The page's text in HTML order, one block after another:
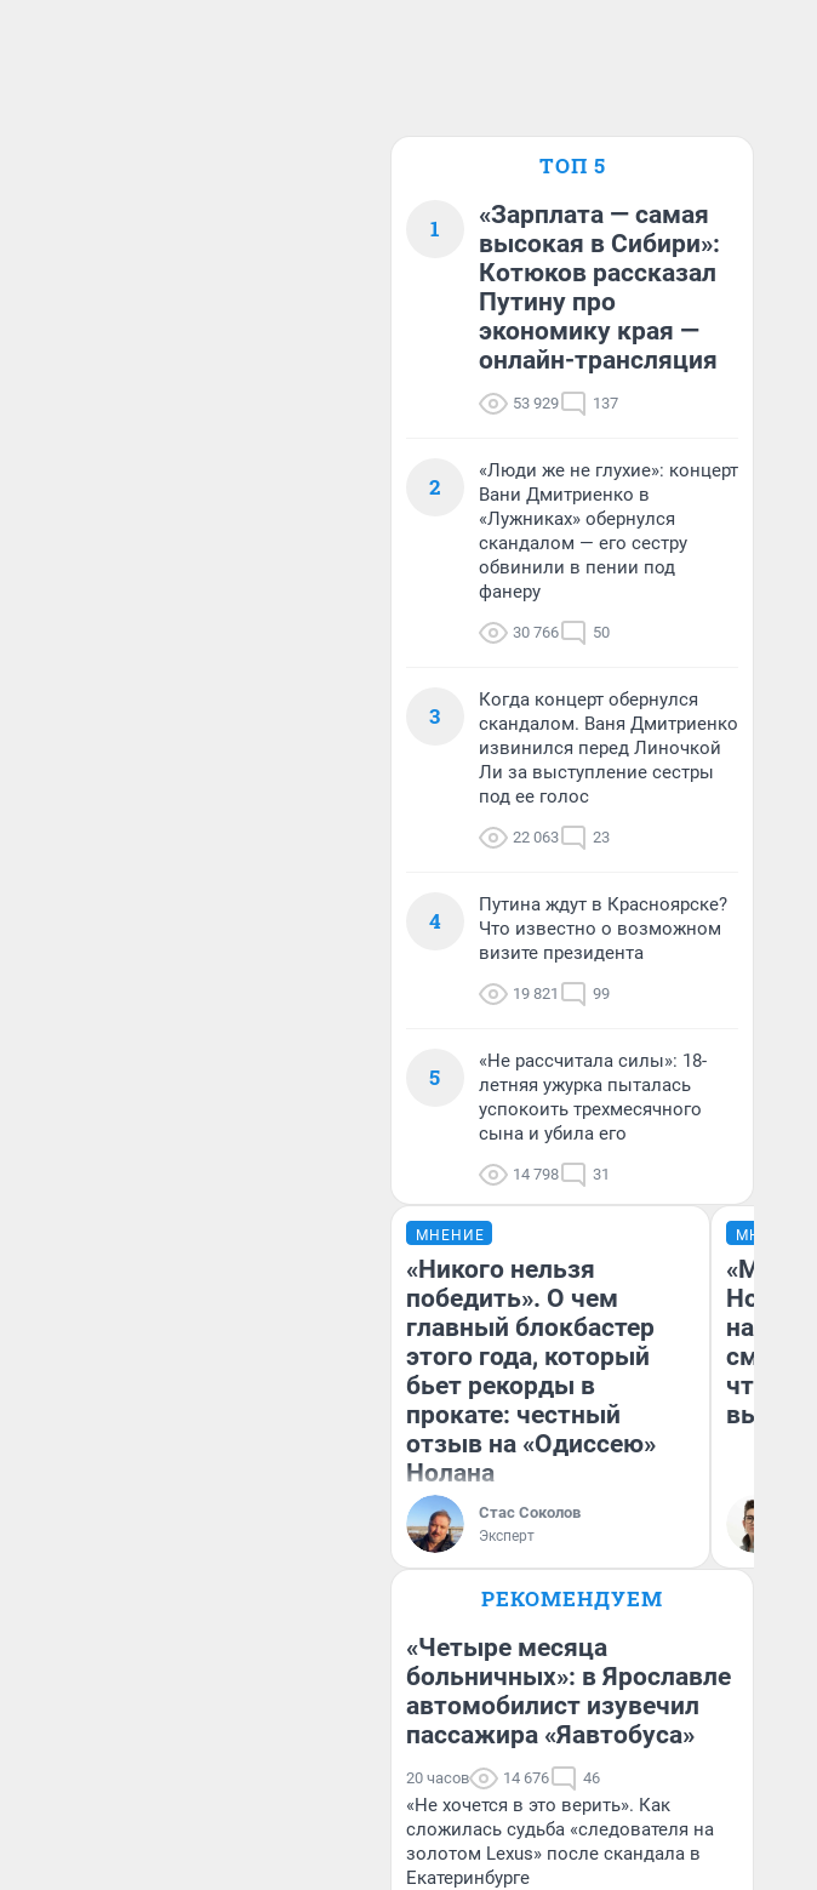
ТОП 5
1
«Зарплата — самая
высокая в Сибири»:
Котюков рассказал
Путину про
экономику края —
онлайн-трансляция
53 929 137
2
«Люди же не глухие»: концерт
Вани Дмитриенко в
«Лужниках» обернулся
скандалом — его сестру
обвинили в пении под
фанеру
30 766 50
3
Когда концерт обернулся
скандалом. Ваня Дмитриенко
извинился перед Линочкой
Ли за выступление сестры
под ее голос
22 063 23
4
Путина ждут в Красноярске?
Что известно о возможном
визите президента
19 821 99
5
«Не рассчитала силы»: 18-
летняя ужурка пыталась
успокоить трехмесячного
сына и убила его
14 798 31
МНЕНИЕ
«Никого нельзя
победить». О чем
главный блокбастер
этого года, который
бьет рекорды в
прокате: честный
отзыв на «Одиссею»
Нолана
Стас Соколов
Эксперт
МНЕНИЕ
«Мы
чтобы
РЕКОМЕНДУЕМ
«Четыре месяца
больничных»: в Ярославле
автомобилист изувечил
пассажира «Яавтобуса»
20 часов 14 676 46
«Не хочется в это верить». Как
сложилась судьба «следователя на
золотом Lexus» после скандала в
Екатеринбурге